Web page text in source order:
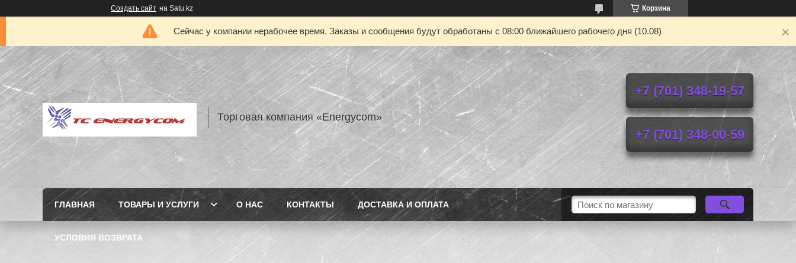
Создать сайт на Satu.kz Корзина
Сейчас у компании нерабочее время. Заказы и сообщения будут обработаны с 08:00 ближайшего рабочего дня (10.08)
Торговая компания «Energycom»
+7 (701) 348-19-57
+7 (701) 348-00-59
ГЛАВНАЯ ТОВАРЫ И УСЛУГИ О НАС КОНТАКТЫ ДОСТАВКА И ОПЛАТА
УСЛОВИЯ ВОЗВРАТА